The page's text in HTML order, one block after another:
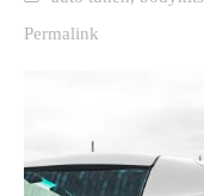
Permalink